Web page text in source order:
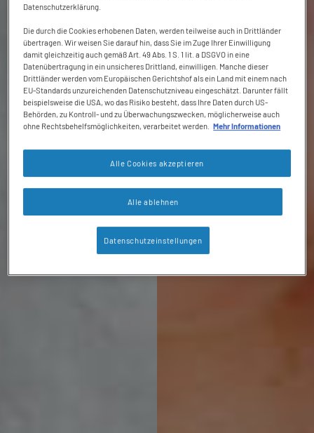
Datenschutzerklärung.
Die durch die Cookies erhobenen Daten, werden teilweise auch in Drittländer
übertragen. Wir weisen Sie darauf hin, dass Sie im Zuge Ihrer Einwilligung
damit gleichzeitig auch gemäß Art. 49 Abs. 1 S. 1 lit. a DSGVO in eine
Datenübertragung in ein unsicheres Drittland, einwilligen. Manche dieser
Drittländer werden vom Europäischen Gerichtshof als ein Land mit einem nach
EU-Standards unzureichenden Datenschutzniveau eingeschätzt. Darunter fällt
beispielsweise die USA, wo das Risiko besteht, dass Ihre Daten durch US-
Behörden, zu Kontroll- und zu Überwachungszwecken, möglicherweise auch
ohne Rechtsbehelfsmöglichkeiten, verarbeitet werden.
Mehr Informationen
Alle ablehnen
Alle Cookies akzeptieren
Datenschutzeinstellungen